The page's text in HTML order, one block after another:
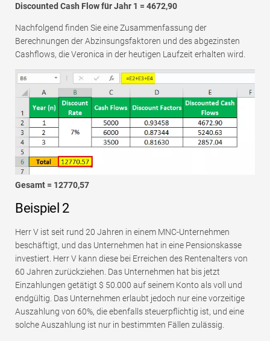
Discounted Cash Flow für Jahr 1 = 4672,90
Nachfolgend finden Sie eine Zusammenfassung der
Berechnungen der Abzinsungsfaktoren und des abgezinsten
Cashflows, die Veronica in der heutigen Laufzeit erhalten wird.
Gesamt = 12770,57
Beispiel 2
Herr V ist seit rund 20 Jahren in einem MNC-Unternehmen
beschäftigt, und das Unternehmen hat in eine Pensionskasse
investiert. Herr V kann diese bei Erreichen des Rentenalters von
60 Jahren zurückziehen. Das Unternehmen hat bis jetzt
Einzahlungen getätigt $ 50.000 auf seinem Konto als voll und
endgültig. Das Unternehmen erlaubt jedoch nur eine vorzeitige
Auszahlung von 60%, die ebenfalls steuerpflichtig ist, und eine
solche Auszahlung ist nur in bestimmten Fällen zulässig.